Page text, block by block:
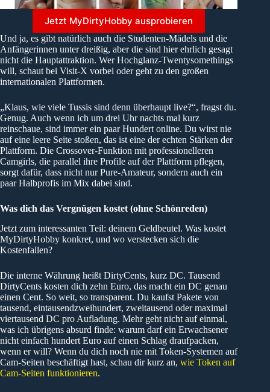
Jetzt MyDirtyHobby ausprobieren
Und ja, es gibt natürlich auch die Studenten-Mädels und die
Anfängerinnen unter dreißig, aber die sind hier ehrlich gesagt
nicht die Hauptattraktion. Wer Hochglanz-Twentysomethings
will, schaut bei Visit-X vorbei oder geht zu den großen
internationalen Plattformen.
„Klaus, wie viele Tussis sind denn überhaupt live?“, fragst du.
Genug. Auch wenn ich um drei Uhr nachts mal kurz
reinschaue, sind immer ein paar Hundert online. Du wirst nie
auf eine leere Seite stoßen, das ist eine der echten Stärken der
Plattform. Die Crossover-Funktion mit professionelleren
Camgirls, die parallel ihre Profile auf der Plattform pflegen,
sorgt dafür, dass nicht nur Pure-Amateur, sondern auch ein
paar Halbprofis im Mix dabei sind.
Was dich das Vergnügen kostet (ohne Schönreden)
Jetzt zum interessanten Teil: deinem Geldbeutel. Was kostet
MyDirtyHobby konkret, und wo verstecken sich die
Kostenfallen?
Die interne Währung heißt DirtyCents, kurz DC. Tausend
DirtyCents kosten dich zehn Euro, das macht ein DC genau
einen Cent. So weit, so transparent. Du kaufst Pakete von
tausend, eintausendzweihundert, zweitausend oder maximal
viertausend DC pro Aufladung. Mehr geht nicht auf einmal,
was ich übrigens absurd finde: warum darf ein Erwachsener
nicht einfach hundert Euro auf einen Schlag draufpacken,
wenn er will? Wenn du dich noch nie mit Token-Systemen auf
Cam-Seiten beschäftigt hast, schau dir kurz an, wie Token auf
Cam-Seiten funktionieren.